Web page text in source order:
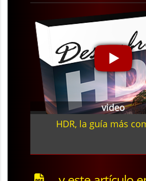
video
HDR, la guía más